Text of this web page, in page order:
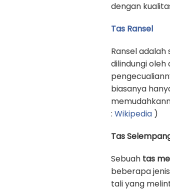
dengan
Tas Ransel
Ransel
dilindungi
biasanya
: Wikipedia )
Tas
Sebuah tas
beberapa
tali yang